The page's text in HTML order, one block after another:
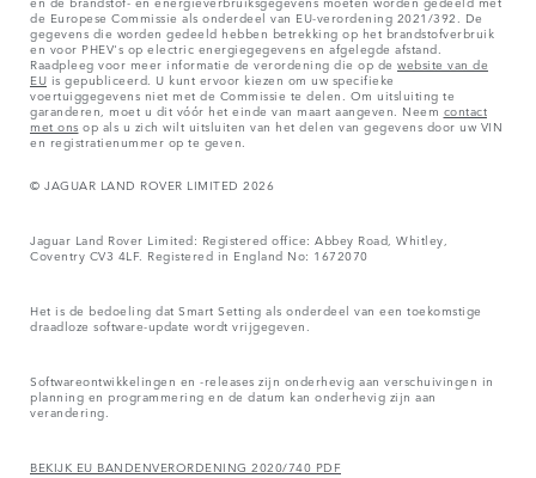
de Europese Commissie als onderdeel van EU-verordening 2021/392. De
gegevens die worden gedeeld hebben betrekking op het brandstofverbruik
en voor PHEV's op electric energiegegevens en afgelegde afstand.
Raadpleeg voor meer informatie de verordening die op de website van de
EU is gepubliceerd. U kunt ervoor kiezen om uw specifieke
voertuiggegevens niet met de Commissie te delen. Om uitsluiting te
garanderen, moet u dit vóór het einde van maart aangeven. Neem contact
met ons op als u zich wilt uitsluiten van het delen van gegevens door uw VIN
en registratienummer op te geven.
© JAGUAR LAND ROVER LIMITED 2026
Jaguar Land Rover Limited: Registered office: Abbey Road, Whitley,
Coventry CV3 4LF. Registered in England No: 1672070
Het is de bedoeling dat Smart Setting als onderdeel van een toekomstige
draadloze software-update wordt vrijgegeven.
Softwareontwikkelingen en -releases zijn onderhevig aan verschuivingen in
planning en programmering en de datum kan onderhevig zijn aan
verandering.
BEKIJK EU BANDENVERORDENING 2020/740 PDF